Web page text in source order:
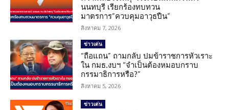
นนทบุรี เรียกร้องทบทวน
มาตรการ”ควบคุมอาวุธปืน”
สิงหาคม 7, 2026
ข่าวเด่น
“ถือแถน” ถามกลับ ปมข้าราชการหัวเราะ
ใน กมธ.งบฯ “จำเป็นต้องหมอบกราบ
กรรมาธิการหรือ?”
สิงหาคม 5, 2026
ข่าวเด่น